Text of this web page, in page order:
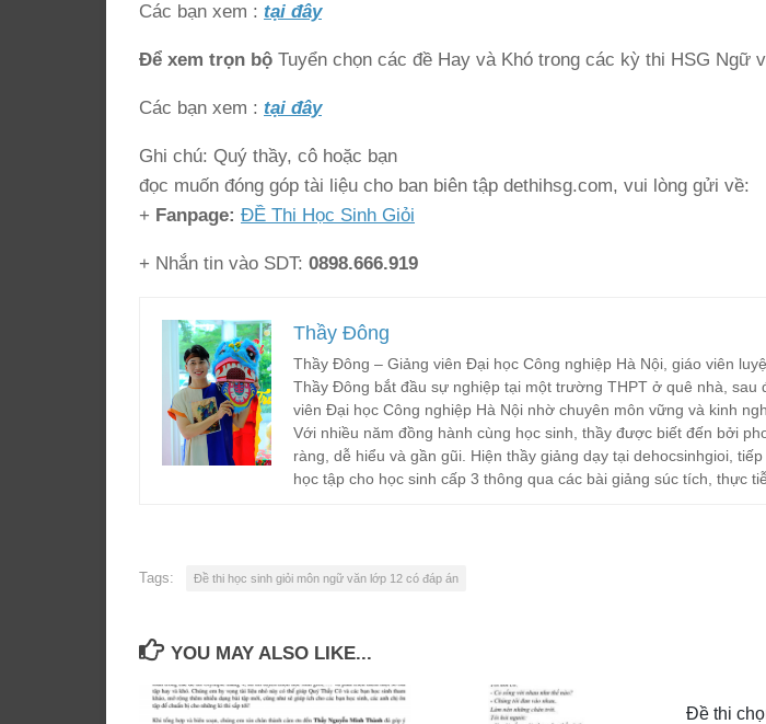
Các bạn xem : tại đây
Để xem trọn bộ Tuyển chọn các đề Hay và Khó trong các kỳ thi HSG Ngữ
Các bạn xem : tại đây
Ghi chú: Quý thầy, cô hoặc bạn
đọc muốn đóng góp tài liệu cho ban biên tập dethihsg.com, vui lòng gửi về:
+ Fanpage: ĐỀ Thi Học Sinh Giỏi
+ Nhắn tin vào SDT: 0898.666.919
Thầy Đông
Thầy Đông – Giảng viên Đại học Công nghiệp Hà Nội, giáo viên
Thầy Đông bắt đầu sự nghiệp tại một trường THPT ở quê nhà, sau
viên Đại học Công nghiệp Hà Nội nhờ chuyên môn vững và kinh
Với nhiều năm đồng hành cùng học sinh, thầy được biết đến bởi
ràng, dễ hiểu và gần gũi. Hiện thầy giảng dạy tại dehocsinhgioi,
học tập cho học sinh cấp 3 thông qua các bài giảng súc tích, thực
Tags: Đề thi học sinh giỏi môn ngữ văn lớp 12 có đáp án
YOU MAY ALSO LIKE...
Đề thi